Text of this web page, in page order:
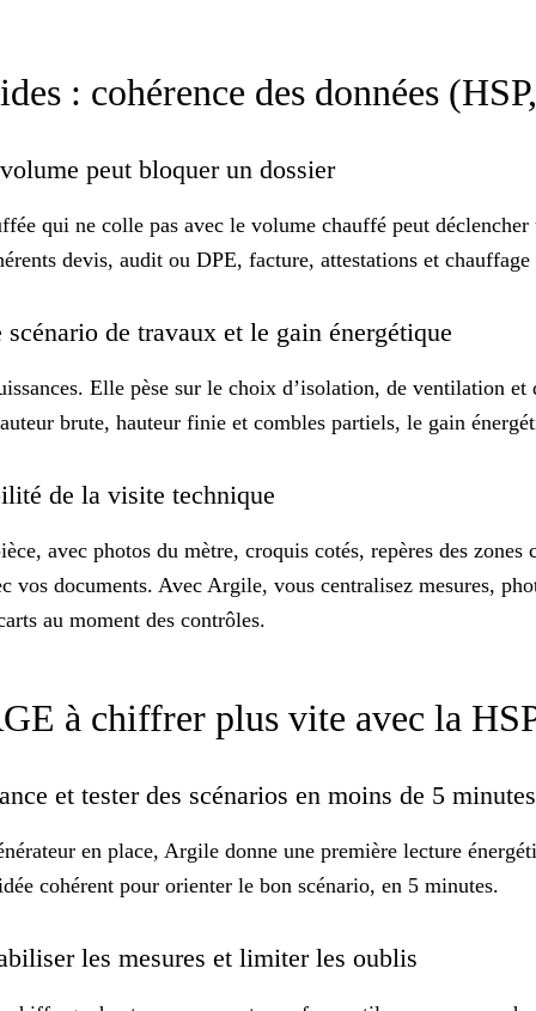
: cohérence des données
peut bloquer un dossier
qui ne colle pas avec le volume chauffé peut
devis, audit ou DPE, facture, attestations et
de travaux et le gain énergétique
Elle pèse sur le choix d’isolation, de ventilation
brute, hauteur finie et combles partiels, le gain
de la visite technique
avec photos du mètre, croquis cotés, repères des
vos documents. Avec Argile, vous centralisez mesures,
au moment des contrôles.
à chiffrer plus vite avec la
et tester des scénarios en moins de 5
en place, Argile donne une première lecture
cohérent pour orienter le bon scénario, en 5 minutes.
les mesures et limiter les oublis